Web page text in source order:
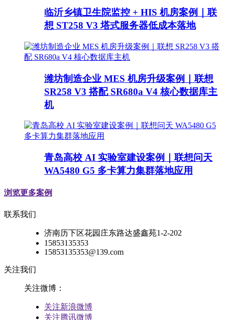
临沂乡镇卫生院监控 + HIS 机房案例｜联
想 ST258 V3 塔式服务器低成本落地
潍坊制造企业 MES 机房升级案例｜联想
SR258 V3 搭配 SR680a V4 核心数据库主
机
青岛高校 AI 实验室建设案例｜联想问天
WA5480 G5 多卡算力集群落地应用
浏览更多案例
联系我们
济南历下区花园庄东路达盛鑫苑1-2-202
15853135353
15853135353@139.com
关注我们
关注微博：
关注新浪微博
关注腾讯微博